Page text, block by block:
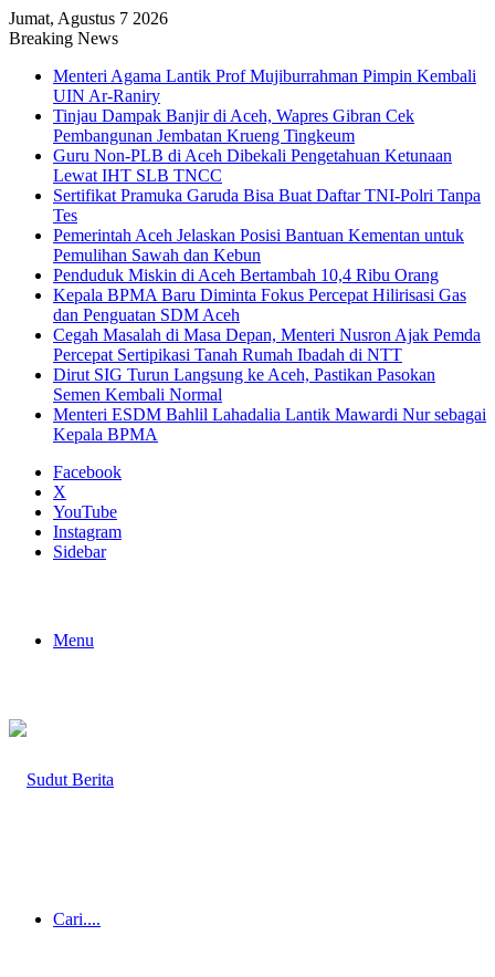
Jumat, Agustus 7 2026
Breaking News
Menteri Agama Lantik Prof Mujiburrahman Pimpin Kembali
UIN Ar-Raniry
Tinjau Dampak Banjir di Aceh, Wapres Gibran Cek
Pembangunan Jembatan Krueng Tingkeum
Guru Non-PLB di Aceh Dibekali Pengetahuan Ketunaan
Lewat IHT SLB TNCC
Sertifikat Pramuka Garuda Bisa Buat Daftar TNI-Polri Tanpa
Tes
Pemerintah Aceh Jelaskan Posisi Bantuan Kementan untuk
Pemulihan Sawah dan Kebun
Penduduk Miskin di Aceh Bertambah 10,4 Ribu Orang
Kepala BPMA Baru Diminta Fokus Percepat Hilirisasi Gas
dan Penguatan SDM Aceh
Cegah Masalah di Masa Depan, Menteri Nusron Ajak Pemda
Percepat Sertipikasi Tanah Rumah Ibadah di NTT
Dirut SIG Turun Langsung ke Aceh, Pastikan Pasokan
Semen Kembali Normal
Menteri ESDM Bahlil Lahadalia Lantik Mawardi Nur sebagai
Kepala BPMA
Facebook
X
YouTube
Instagram
Sidebar
Menu
Cari....